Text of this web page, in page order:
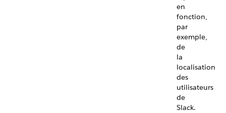
en
fonction,
par
exemple,
de
la
localisation
des
utilisateurs
de
Slack.